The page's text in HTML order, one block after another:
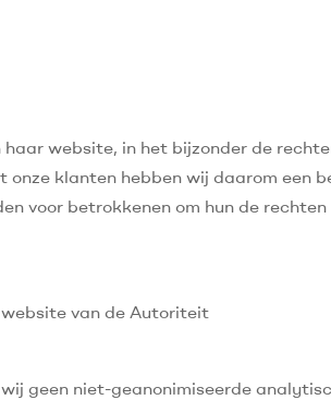
website, in het bijzonder de
klanten hebben wij daarom een
voor betrokkenen om hun de
van de Autoriteit
geen niet-geanonimiseerde